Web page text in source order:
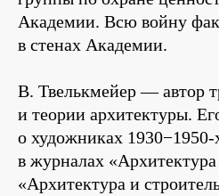
Академии. Всю войну
в стенах Академии.
В. Твелькмейер — автор
и теории архитектуры.
о художниках 1930−1950-
в журналах
«Архитектура и